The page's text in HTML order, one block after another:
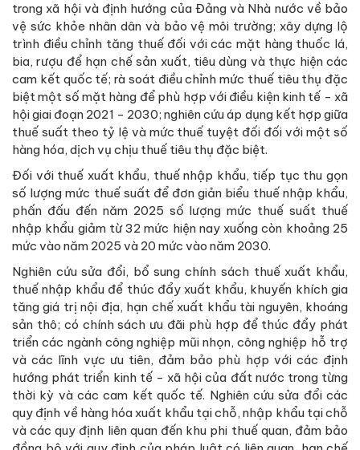
trong xã hội và định hướng của Đảng và Nhà nước về bảo
vệ sức khỏe nhân dân và bảo vệ môi trường; xây dựng lộ
trình điều chỉnh tăng thuế đối với các mặt hàng thuốc lá,
bia, rượu để hạn chế sản xuất, tiêu dùng và thực hiện các
cam kết quốc tế; rà soát điều chỉnh mức thuế tiêu thụ đặc
biệt một số mặt hàng để phù hợp với điều kiện kinh tế - xã
hội giai đoạn 2021 - 2030; nghiên cứu áp dụng kết hợp giữa
thuế suất theo tỷ lệ và mức thuế tuyệt đối đối với một số
hàng hóa, dịch vụ chịu thuế tiêu thụ đặc biệt.
Đối với thuế xuất khẩu, thuế nhập khẩu, tiếp tục thu gọn
số lượng mức thuế suất để đơn giản biểu thuế nhập khẩu,
phấn đấu đến năm 2025 số lượng mức thuế suất thuế
nhập khẩu giảm từ 32 mức hiện nay xuống còn khoảng 25
mức vào năm 2025 và 20 mức vào năm 2030.
Nghiên cứu sửa đổi, bổ sung chính sách thuế xuất khẩu,
thuế nhập khẩu để thúc đẩy xuất khẩu, khuyến khích gia
tăng giá trị nội địa, hạn chế xuất khẩu tài nguyên, khoáng
sản thô; có chính sách ưu đãi phù hợp để thúc đẩy phát
triển các ngành công nghiệp mũi nhọn, công nghiệp hỗ trợ
và các lĩnh vực ưu tiên, đảm bảo phù hợp với các định
hướng phát triển kinh tế - xã hội của đất nước trong từng
thời kỳ và các cam kết quốc tế. Nghiên cứu sửa đổi các
quy định về hàng hóa xuất khẩu tại chỗ, nhập khẩu tại chỗ
và các quy định liên quan đến khu phi thuế quan, đảm bảo